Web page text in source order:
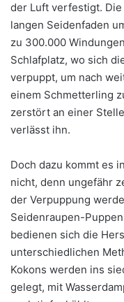
der Luft verfestigt.
langen Seidenfaden
zu 300.000
Schlafplatz, wo sich
verpuppt, um nach
einem Schmetterling
zerstört an einer
verlässt ihn.
Doch dazu kommt es
nicht, denn ungefähr
der Verpuppung
Seidenraupen-
bedienen sich die
unterschiedlichen
Kokons werden ins
gelegt, mit